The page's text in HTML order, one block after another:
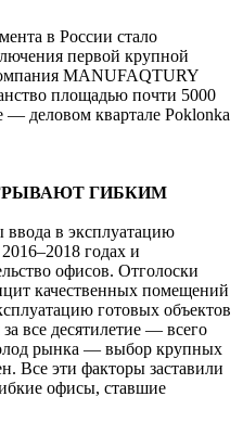
в России стало
первой крупной
MANUFAQTURY
площадью почти 5000
— деловом квартале Poklonka
ГИБКИМ
ввода в эксплуатацию
годах и
офисов. Отголоски
качественных помещений
готовых объектов
все десятилетие — всего
рынка — выбор крупных
Все эти факторы заставили
офисы, ставшие